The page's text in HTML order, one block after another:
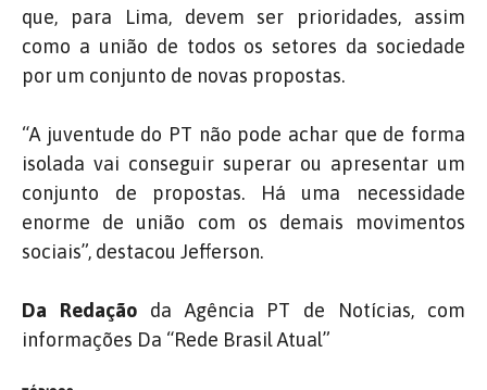
que, para Lima, devem ser prioridades, assim
como a união de todos os setores da sociedade
por um conjunto de novas propostas.
“A juventude do PT não pode achar que de forma
isolada vai conseguir superar ou apresentar um
conjunto de propostas. Há uma necessidade
enorme de união com os demais movimentos
sociais”, destacou Jefferson.
Da Redaçãoda Agência PT de Notícias, com
informações Da “Rede Brasil Atual”